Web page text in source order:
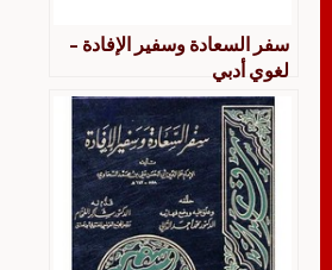
سفر السعادة وسفير الإفادة –
لغوي أدبي